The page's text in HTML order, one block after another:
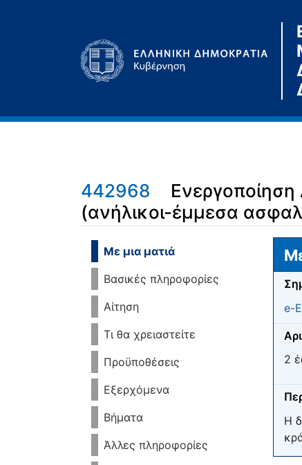
442968
(ανήλικοι-έμμεσα
Μετάβαση σε: πλοήγηση
Με μια ματιά
Βασικές πληροφορίες
Αίτηση
Τι θα χρειαστείτε
Προϋποθέσεις
Εξερχόμενα
Βήματα
Άλλες πληροφορίες
e-
2
Η